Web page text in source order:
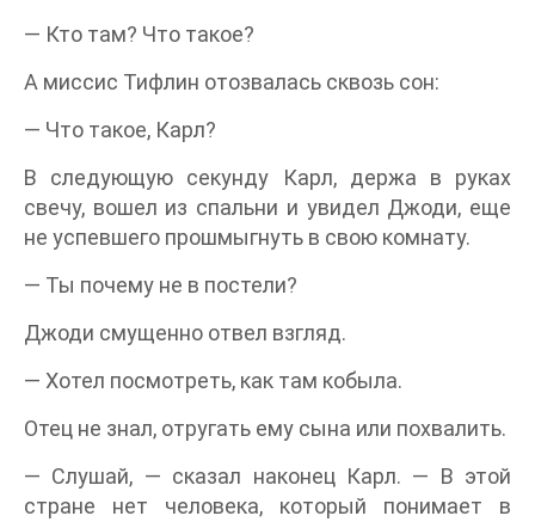
— Кто там? Что такое?
А миссис Тифлин отозвалась сквозь сон:
— Что такое, Карл?
В следующую секунду Карл, держа в руках
свечу, вошел из спальни и увидел Джоди, еще
не успевшего прошмыгнуть в свою комнату.
— Ты почему не в постели?
Джоди смущенно отвел взгляд.
— Хотел посмотреть, как там кобыла.
Отец не знал, отругать ему сына или похвалить.
— Слушай, — сказал наконец Карл. — В этой
стране нет человека, который понимает в